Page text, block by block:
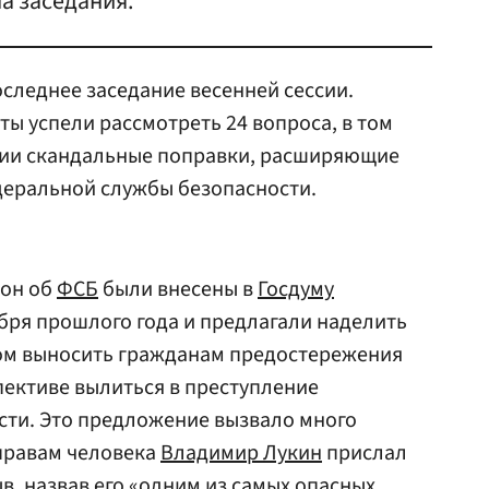
заседание весенней сессии.
успели рассмотреть 24 вопроса, в том
скандальные поправки, расширяющие
службы безопасности.
обФСБбыли внесены вГосдуму
прошлого года и предлагали наделить
выносить гражданам предостережения
вылиться в преступление
Это предложение вызвало много
человекаВладимир Лукинприслал